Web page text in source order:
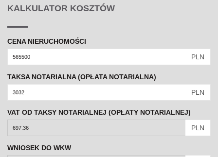
KALKULATOR KOSZTÓW
CENA NIERUCHOMOŚCI
PLN
TAKSA NOTARIALNA (OPŁATA NOTARIALNA)
PLN
VAT OD TAKSY NOTARIALNEJ (OPŁATY NOTARIALNEJ)
PLN
WNIOSEK DO WKW